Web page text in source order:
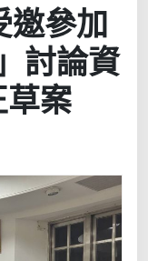
參加
討論資
案